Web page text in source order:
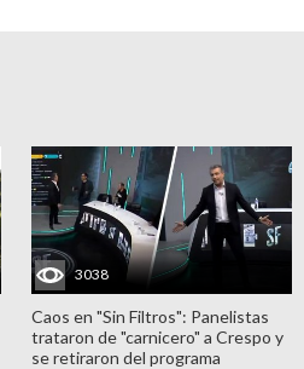
3038
Caos en "Sin Filtros": Panelistas
trataron de "carnicero" a Crespo y
se retiraron del programa